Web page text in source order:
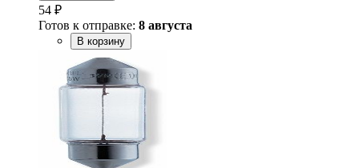
54 ₽
Готов к отправке: 8 августа
В корзину